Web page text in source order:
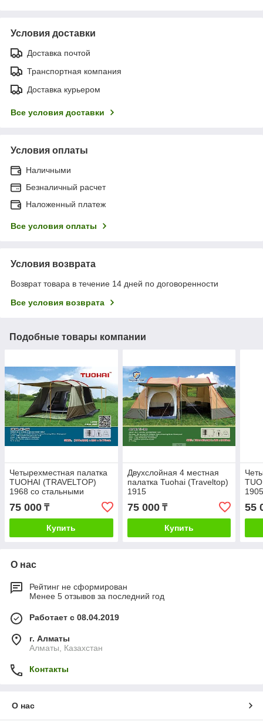
Условия доставки
Доставка почтой
Транспортная компания
Доставка курьером
Все условия доставки
Условия оплаты
Наличными
Безналичный расчет
Наложенный платеж
Все условия оплаты
Условия возврата
Возврат товара в течение 14 дней по договоренности
Все условия возврата
Подобные товары компании
Четырехместная палатка
TUOHAI (TRAVELTOP)
1968 со стальными
75 000 ₸
Купить
Двухслойная 4 местная
палатка Tuohai (Traveltop)
1915
75 000₸
Купить
55
О нас
Рейтинг не сформирован
Менее 5 отзывов за последний год
Работает с 08.04.2019
г. Алматы
Алматы, Казахстан
Контакты
О нас